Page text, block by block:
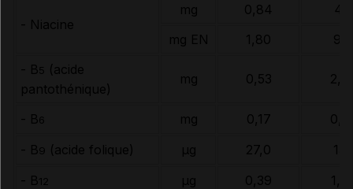
- Niacine
mg 0,84
4,2
mg EN
1,80
9,0
- B5 (acide
pantothénique)
mg 0,53
- B6 mg 0,17
- B9 (acide folique) µg 27,0
135
- B 12 µg 0,39